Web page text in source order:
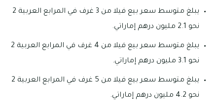
يبلغ متوسط سعر بيع فيلا من 3 غرف في المرابع العربية 2
نحو 2.1 مليون درهم إماراتي.
يبلغ متوسط سعر بيع فيلا من 4 غرف في المرابع العربية 2
نحو 3.1 مليون درهم إماراتي.
يبلغ متوسط سعر بيع فيلا من 5 غرف في المرابع العربية 2
نحو 4.2 مليون درهم إماراتي.